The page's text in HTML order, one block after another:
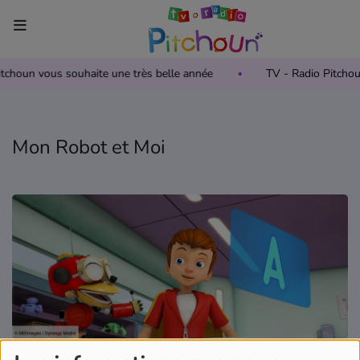
vous souhaite une très belle année TV - Radio
Accueil
Replay TV Pitchoun
Où regarder TV Pitchoun ?
Radio
Grille des programmes Radio
Podcasts
Mon Robot et Moi